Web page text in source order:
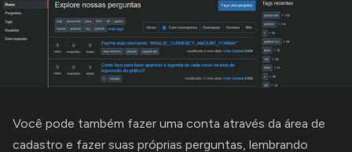
Você pode também fazer uma conta através da área de
cadastro e fazer suas próprias perguntas, lembrando